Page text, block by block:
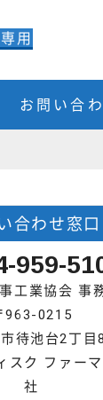
用
お問い合
合わせ窓口
959-
工業協会 事
963-0215
待池台2丁目
スク ファー
社